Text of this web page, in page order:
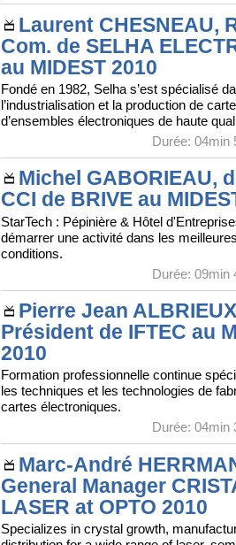
Laurent CHESNEAU,
Com. de SELHA
au MIDEST 2010
Fondé en 1982, Selha s’est spécialisé
l’industrialisation et la production de
d’ensembles électroniques de haute
Durée: 04min
Michel GABORIEAU,
CCI de BRIVE au
StarTech : Pépinière & Hôtel
démarrer une activité dans les
conditions.
Durée: 09min
Pierre Jean
Président de IFTEC au
2010
Formation professionnelle continue
les techniques et les technologies de
cartes électroniques.
Durée: 04min
Marc-André
General Manager
LASER at OPTO 2010
Specializes in crystal growth,